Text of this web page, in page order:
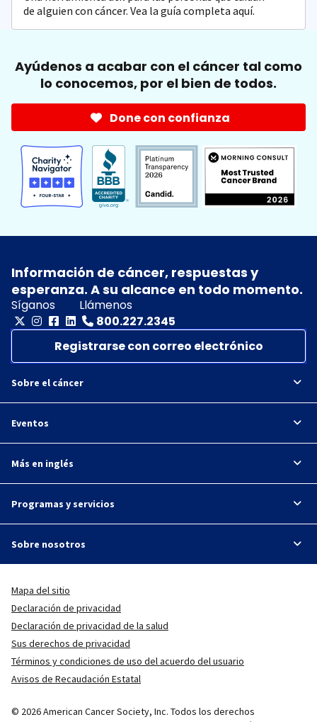
de alguien con cáncer. Vea la guía completa aquí.
Ayúdenos a acabar con el cáncer tal como
lo conocemos, por el bien de todos.
Done con confianza
Información de cáncer, respuestas y
esperanza. A su alcance en todo momento.
Síganos
Llámenos
800.227.2345
Registrarse con correo electrónico
Sobre el cáncer
Eventos
Más en inglés
Programas y servicios
Sobre nosotros
Mapa del sitio
Declaración de privacidad
Declaración de privacidad de la salud
Sus derechos de privacidad
Términos y condiciones de uso del acuerdo del usuario
Avisos de Recaudación Estatal
© 2026 American Cancer Society, Inc. Todos los derechos